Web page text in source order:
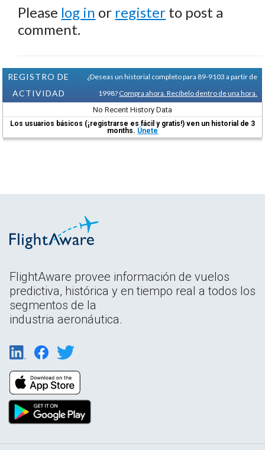
Please log in or register to post a
comment.
REGISTRO DE
ACTIVIDAD
¿Deseas un historial completo para 89-9103 a partir de
1998? Compra ahora. Recíbelo dentro de una hora.
No Recent History Data
Los usuarios básicos (¡registrarse es fácil y gratis!) ven un historial de 3
months. Únete
FlightAware provee información de vuelos
predictiva, histórica y en tiempo real a todos los
segmentos de la
industria aeronáutica.